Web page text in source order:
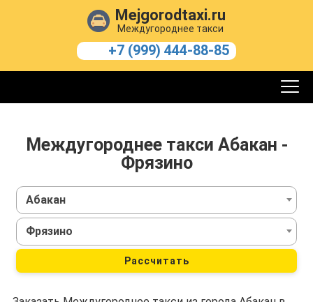
Mejgorodtaxi.ru
Междугороднее такси
+7 (999) 444-88-85
Междугороднее такси Абакан -
Фрязино
Абакан
Фрязино
Рассчитать